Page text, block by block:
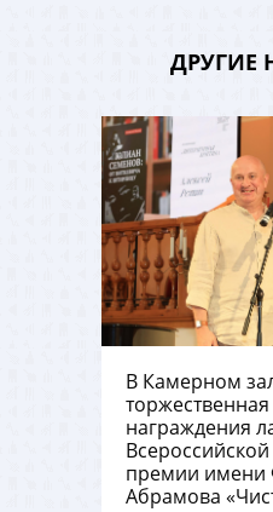
ДРУГИЕ
В Камерном
награждения
премии имени
Абрамова